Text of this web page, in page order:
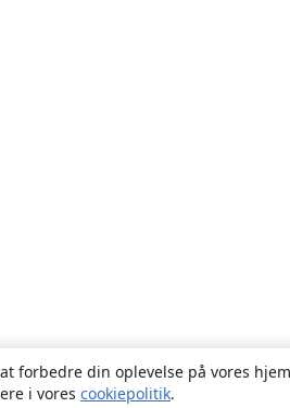
forbedre din oplevelse på vores
i vores cookiepolitik.